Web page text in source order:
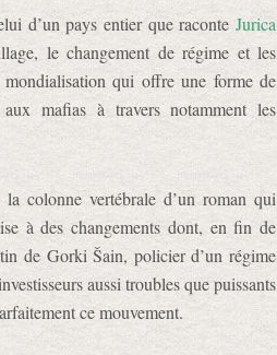
d’un pays entier que raconte Jurica
le changement de régime et les
qui offre une forme de
mafias à travers notamment les
colonne vertébrale d’un roman qui
à des changements dont, en fin de
de Gorki Šain, policier d’un régime
aussi troubles que puissants
ce mouvement.